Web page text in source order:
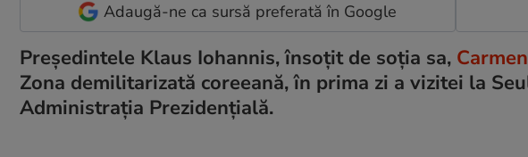
Adaugă-ne ca sursă preferată în Google
Președintele Klaus Iohannis, însoțit de soția sa,
Zona demilitarizată coreeană, în prima zi a vizitei la
Administrația Prezidențială.